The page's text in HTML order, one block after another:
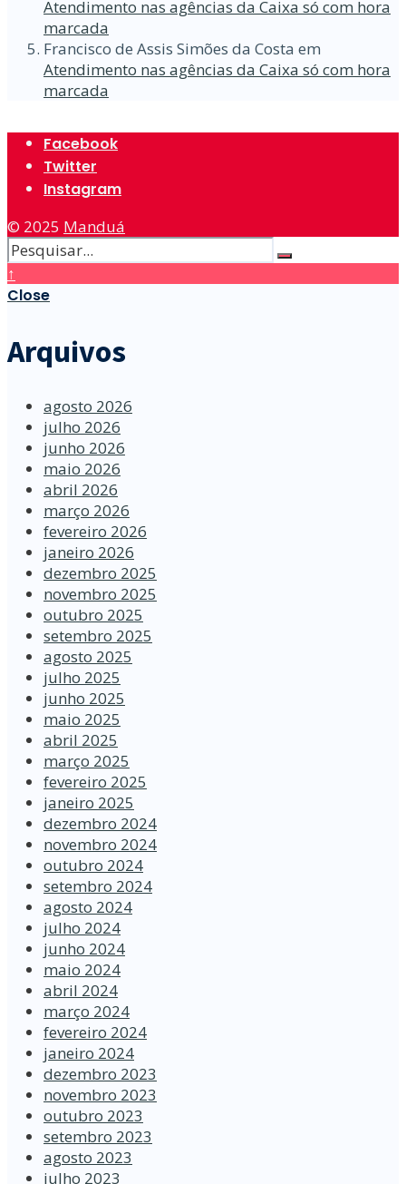
Atendimento nas agências da Caixa só com hora
marcada
Francisco de Assis Simões da Costa em
Atendimento nas agências da Caixa só com hora
marcada
Facebook
Twitter
Instagram
© 2025 Manduá
↑
Close
Arquivos
agosto 2026
julho 2026
junho 2026
maio 2026
abril 2026
março 2026
fevereiro 2026
janeiro 2026
dezembro 2025
novembro 2025
outubro 2025
setembro 2025
agosto 2025
julho 2025
junho 2025
maio 2025
abril 2025
março 2025
fevereiro 2025
janeiro 2025
dezembro 2024
novembro 2024
outubro 2024
setembro 2024
agosto 2024
julho 2024
junho 2024
maio 2024
abril 2024
março 2024
fevereiro 2024
janeiro 2024
dezembro 2023
novembro 2023
outubro 2023
setembro 2023
agosto 2023
julho 2023